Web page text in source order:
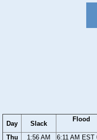
Day Slack
Flood
Thu
1:56 AM
6:11 AM EST